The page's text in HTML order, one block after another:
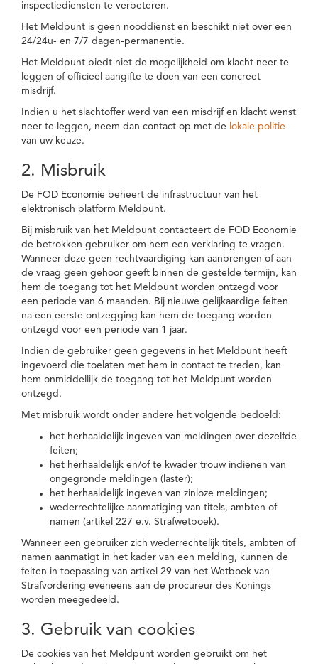
inspectiediensten te verbeteren.
Het Meldpunt is geen nooddienst en beschikt niet over een
24/24u- en 7/7 dagen-permanentie.
Het Meldpunt biedt niet de mogelijkheid om klacht neer te
leggen of officieel aangifte te doen van een concreet
misdrijf.
Indien u het slachtoffer werd van een misdrijf en klacht wenst
neer te leggen, neem dan contact op met de lokale politie
van uw keuze.
2. Misbruik
De FOD Economie beheert de infrastructuur van het
elektronisch platform Meldpunt.
Bij misbruik van het Meldpunt contacteert de FOD Economie
de betrokken gebruiker om hem een verklaring te vragen.
Wanneer deze geen rechtvaardiging kan aanbrengen of aan
de vraag geen gehoor geeft binnen de gestelde termijn, kan
hem de toegang tot het Meldpunt worden ontzegd voor
een periode van 6 maanden. Bij nieuwe gelijkaardige feiten
na een eerste ontzegging kan hem de toegang worden
ontzegd voor een periode van 1 jaar.
Indien de gebruiker geen gegevens in het Meldpunt heeft
ingevoerd die toelaten met hem in contact te treden, kan
hem onmiddellijk de toegang tot het Meldpunt worden
ontzegd.
Met misbruik wordt onder andere het volgende bedoeld:
het herhaaldelijk ingeven van meldingen over dezelfde
feiten;
het herhaaldelijk en/of te kwader trouw indienen van
ongegronde meldingen (laster);
het herhaaldelijk ingeven van zinloze meldingen;
wederrechtelijke aanmatiging van titels, ambten of
namen (artikel 227 e.v. Strafwetboek).
Wanneer een gebruiker zich wederrechtelijk titels, ambten of
namen aanmatigt in het kader van een melding, kunnen de
feiten in toepassing van artikel 29 van het Wetboek van
Strafvordering eveneens aan de procureur des Konings
worden meegedeeld.
3. Gebruik van cookies
De cookies van het Meldpunt worden gebruikt om het